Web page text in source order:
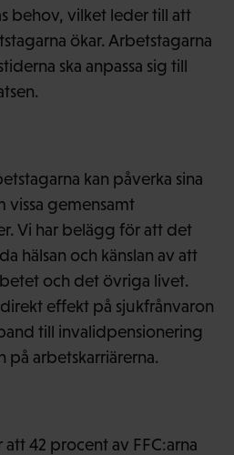
behov, vilket leder till att
ökar. Arbetstagarna
ska anpassa sig till
kan påverka sina
vissa gemensamt
Vi har belägg för att det
hälsan och känslan av att
och det övriga livet.
effekt på sjukfrånvaron
till invalidpensionering
på arbetskarriärerna.
att 42 procent av FFC:arna